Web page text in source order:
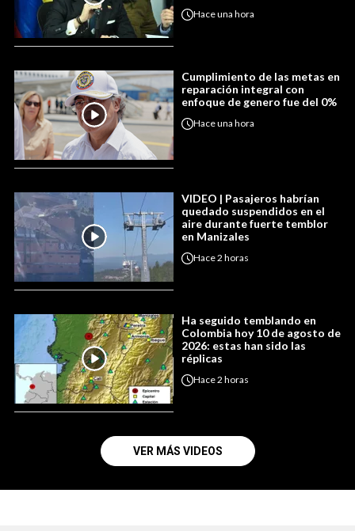
Haceuna hora
Cumplimiento de las metas en
reparación integral con
enfoque de genero fue del 0%
Haceuna hora
VIDEO | Pasajeros habrían
quedado suspendidos en el
aire durante fuerte temblor
en Manizales
Hace2 horas
Ha seguido temblando en
Colombia hoy 10 de agosto de
2026: estas han sido las
réplicas
Hace2 horas
VER MÁS VIDEOS